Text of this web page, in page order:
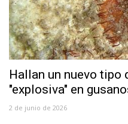
Hallan un nuevo
"explosiva" en
2 de junio de 2026